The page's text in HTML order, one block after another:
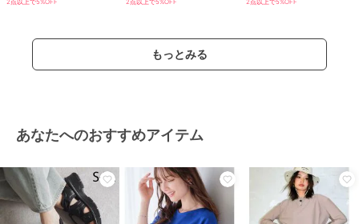
2点以上で5%OFF 2点以上で5%OFF 2点以上で5%OFF
もっとみる
あなたへのおすすめアイテム